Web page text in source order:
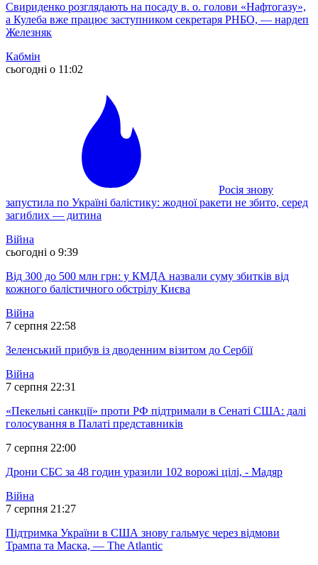
Свириденко розглядають на посаду в. о. голови «Нафтогазу»,
а Кулеба вже працює заступником секретаря РНБО, — нардеп
Железняк
Кабмін
сьогодні о 11:02
Росія знову
запустила по Україні балістику: жодної ракети не збито, серед
загиблих — дитина
Війна
сьогодні о 9:39
Від 300 до 500 млн грн: у КМДА назвали суму збитків від
кожного балістичного обстрілу Києва
Війна
7 серпня 22:58
Зеленський прибув із дводенним візитом до Сербії
Війна
7 серпня 22:31
«Пекельні санкції» проти РФ підтримали в Сенаті США: далі
голосування в Палаті представників
7 серпня 22:00
Дрони СБС за 48 годин уразили 102 ворожі цілі, - Мадяр
Війна
7 серпня 21:27
Підтримка України в США знову гальмує через відмови
Трампа та Маска, — The Atlantic